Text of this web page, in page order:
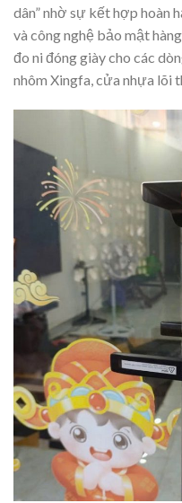
dân” nhờ sự kết hợp hoàn
và công nghệ bảo mật
đo ni đóng giày cho các
nhôm Xingfa, cửa nhựa lõi